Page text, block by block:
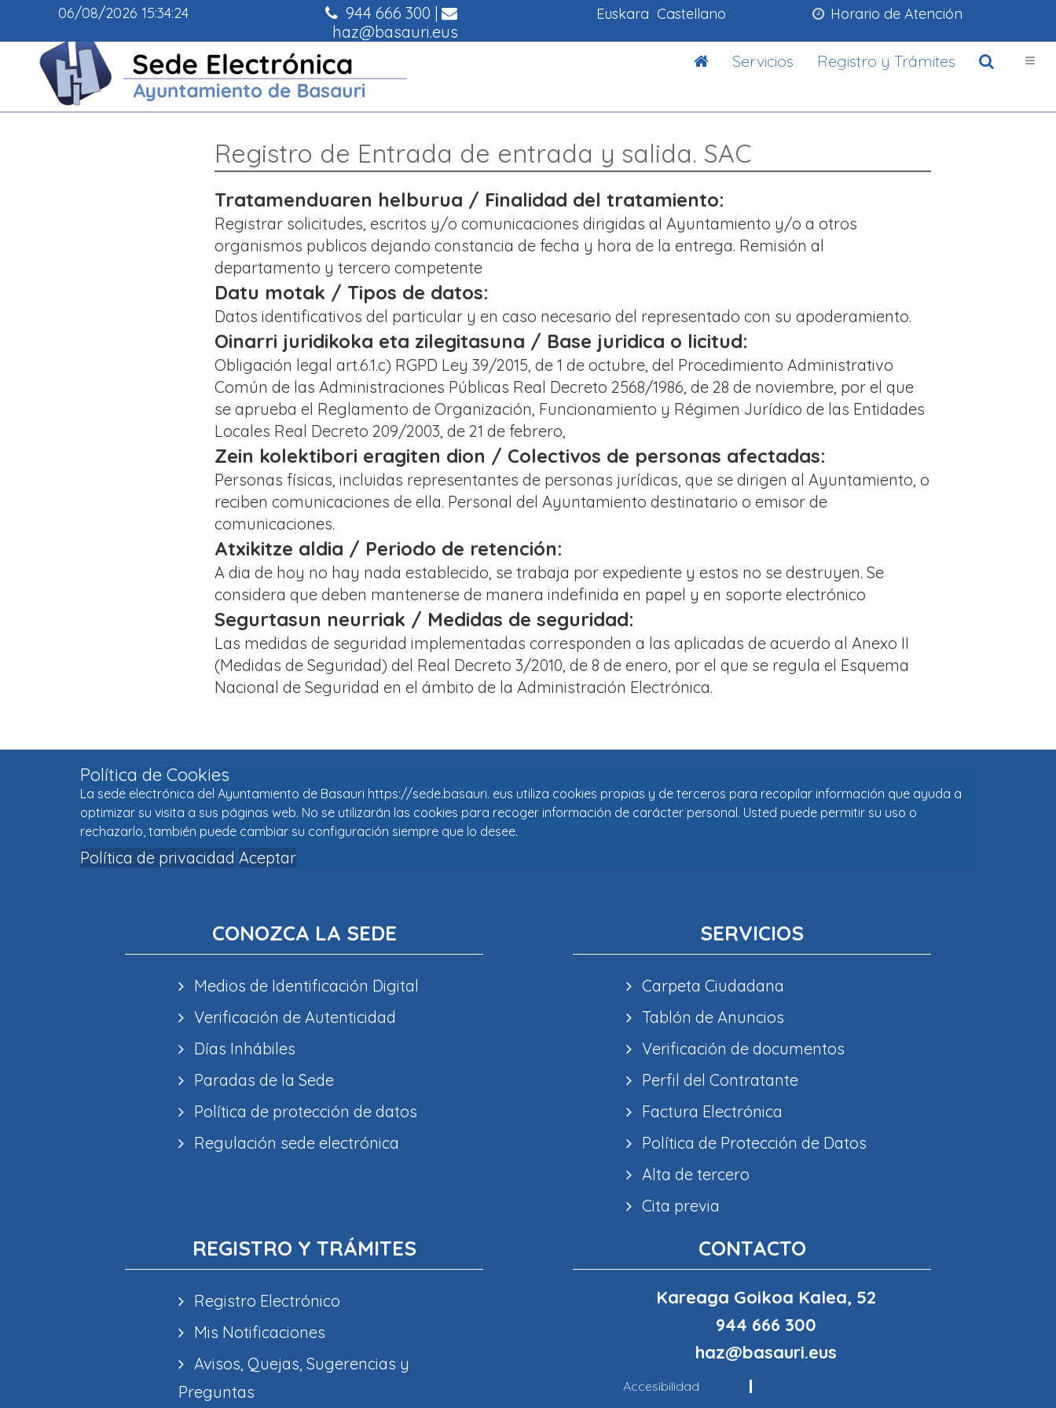
06/08/2026 15:34:25 944 666 300 |
haz@basauri.eus
Euskara Castellano Horario de Atención
Servicios Registro y Trámites
Registro de Entrada de entrada y salida. SAC
Tratamenduaren helburua / Finalidad del tratamiento:
Registrar solicitudes, escritos y/o comunicaciones dirigidas al Ayuntamiento y/o a otros
organismos publicos dejando constancia de fecha y hora de la entrega. Remisión al
departamento y tercero competente
Datu motak / Tipos de datos:
Datos identificativos del particular y en caso necesario del representado con su apoderamiento.
Oinarri juridikoka eta zilegitasuna / Base juridica o licitud:
Obligación legal art.6.1.c) RGPD Ley 39/2015, de 1 de octubre, del Procedimiento Administrativo
Común de las Administraciones Públicas Real Decreto 2568/1986, de 28 de noviembre, por el que
se aprueba el Reglamento de Organización, Funcionamiento y Régimen Jurídico de las Entidades
Locales Real Decreto 209/2003, de 21 de febrero,
Zein kolektibori eragiten dion / Colectivos de personas afectadas:
Personas físicas, incluidas representantes de personas jurídicas, que se dirigen al Ayuntamiento, o
reciben comunicaciones de ella. Personal del Ayuntamiento destinatario o emisor de
comunicaciones.
Atxikitze aldia / Periodo de retención:
A dia de hoy no hay nada establecido, se trabaja por expediente y estos no se destruyen. Se
considera que deben mantenerse de manera indefinida en papel y en soporte electrónico
Segurtasun neurriak / Medidas de seguridad:
Las medidas de seguridad implementadas corresponden a las aplicadas de acuerdo al Anexo II
(Medidas de Seguridad) del Real Decreto 3/2010, de 8 de enero, por el que se regula el Esquema
Nacional de Seguridad en el ámbito de la Administración Electrónica.
Política de Cookies
La sede electrónica del Ayuntamiento de Basauri https://sede.basauri. eus utiliza cookies propias y de terceros para recopilar información que ayuda a
optimizar su visita a sus páginas web. No se utilizarán las cookies para recoger información de carácter personal. Usted puede permitir su uso o
rechazarlo, también puede cambiar su configuración siempre que lo desee.
Política de privacidad Aceptar
CONOZCA LA SEDE
Medios de Identificación Digital
Verificación de Autenticidad
Días Inhábiles
Paradas de la Sede
Política de protección de datos
Regulación sede electrónica
SERVICIOS
Carpeta Ciudadana
Tablón de Anuncios
Verificación de documentos
Perfil del Contratante
Factura Electrónica
Política de Protección de Datos
Alta de tercero
Cita previa
REGISTRO Y TRÁMITES
Registro Electrónico
Mis Notificaciones
Avisos, Quejas, Sugerencias y
Preguntas
CONTACTO
Kareaga Goikoa Kalea, 52
944 666 300
haz@basauri.eus
Accesibilidad